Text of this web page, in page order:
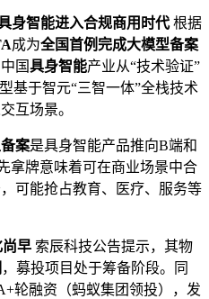
身智能进入合规商用时代根据
成为全国首例完成大模型备案
国具身智能产业从“技术验证”
基于智元“三智一体”全栈技术
互场景。
案是具身智能产品推向B端和
拿牌意味着可在商业场景中合
可能抢占教育、医疗、服务等
早 索辰科技公告提示，其物
，募投项目处于筹备阶段。同
轮融资（蚂蚁集团领投），发